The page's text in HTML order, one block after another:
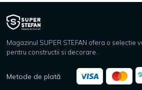
Magazinul SUPER STEFAN ofera o selectie
pentru constructii si decorare.
Metode de plată